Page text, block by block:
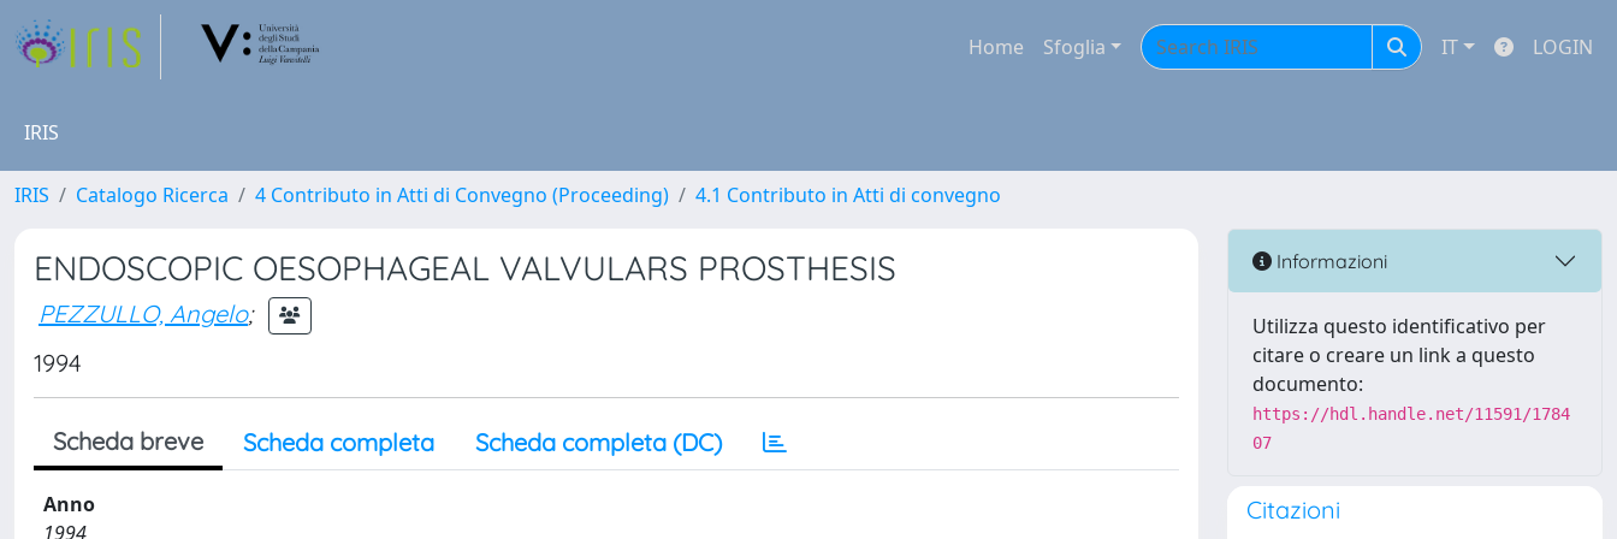
Home Sfoglia IT LOGIN
IRIS
IRIS Catalogo Ricerca 4 Contributo in Atti di Convegno (Proceeding) 4.1 Contributo in Atti di convegno
ENDOSCOPIC OESOPHAGEAL VALVULARS PROSTHESIS
PEZZULLO, Angelo;
1994
Scheda breve Scheda completa Scheda completa (DC)
Anno
1994
Informazioni
Utilizza questo identificativo per
citare o creare un link a questo
documento:
https://hdl.handle.net/11591/1784
07
Citazioni